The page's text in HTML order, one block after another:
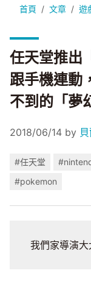
首頁 文章 遊
任天堂推出『
任天堂推出
跟手機連動
不到的「夢
2018/06/14 by
#任天堂
#pokemon
我們家導演